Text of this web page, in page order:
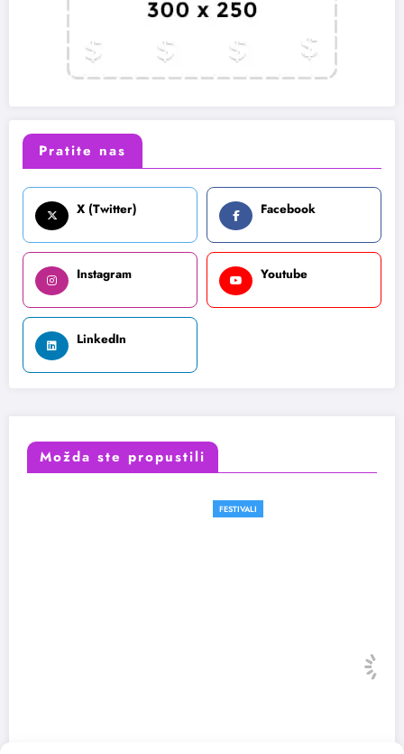
Pratite nas
X (Twitter) Facebook
Instagram Youtube
LinkedIn
Možda ste propustili